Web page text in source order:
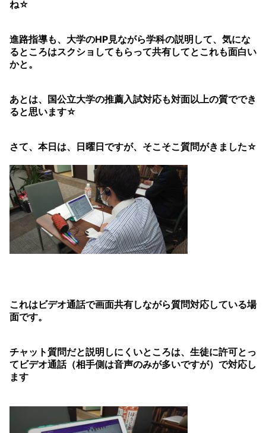
ね☆
進路指導も、大学のHP見ながら学科の説明して、気にな
るところはスクショしてもらって共有してとこれも面白い
かと。
あとは、国公立大学の推薦入試対応も対面以上の質ででき
ると思います☆
さて、本日は、日曜日ですが、そこそこ質問がきました☆
これはビデオ通話で画面共有しながら質問対応している場
面です。
チャット質問だと説明しにくいところは、生徒に許可とっ
てビデオ通話（相手側は音声のみが多いですが）で対応し
ます